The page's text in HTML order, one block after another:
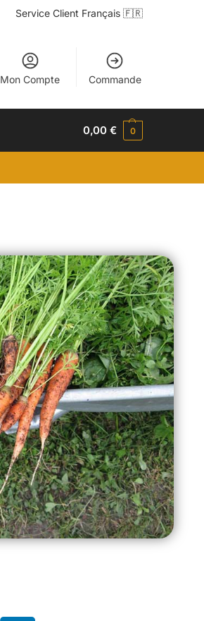
Service Client Français 🇫🇷
Mon Compte Commande
0,00€ 0